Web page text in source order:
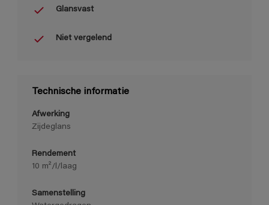
Glansvast
Niet vergelend
Technische informatie
Afwerking
Zijdeglans
Rendement
10 m²/l/laag
Samenstelling